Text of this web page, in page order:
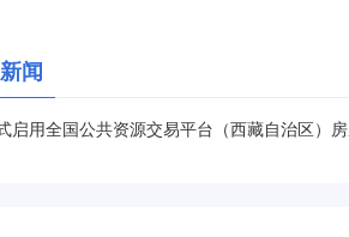
闻
启用全国公共资源交易平台（西藏自治区）